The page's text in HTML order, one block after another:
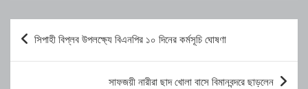
Post
navigation
সিপাহী বিপ্লব উপলক্ষ্যে বিএনপির ১০ দিনের কর্মসূচি ঘোষণা
সাফজয়ী নারীরা ছাদ খোলা বাসে বিমানবন্দরে ছাড়লেন